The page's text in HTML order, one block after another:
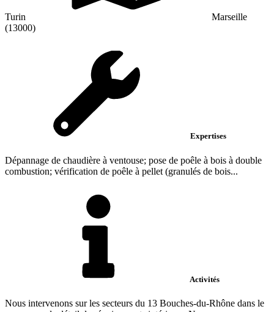
Turin
Marseille
(13000)
Expertises
Dépannage de chaudière à ventouse; pose de poêle à bois à double
combustion; vérification de poêle à pellet (granulés de bois...
Activités
Nous intervenons sur les secteurs du 13 Bouches-du-Rhône dans le